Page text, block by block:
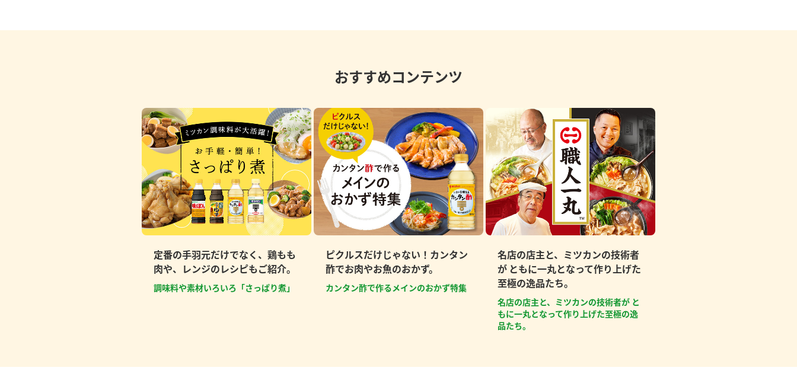
おすすめコンテンツ
定番の手羽元だけでなく、鶏もも
肉や、レンジのレシピもご紹介。
調味料や素材いろいろ「さっぱり煮」
ピクルスだけじゃない！カンタン
酢でお肉やお魚のおかず。
カンタン酢で作るメインのおかず特集
名店の店主と、ミツカンの技術者
が ともに一丸となって作り上げた
至極の逸品たち。
名店の店主と、ミツカンの技術者が と
もに一丸となって作り上げた至極の逸
品たち。